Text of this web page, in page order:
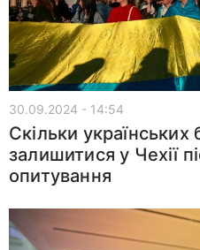
30.09.2024 - 14:54
Скільки українських
залишитися у Чехії
опитування